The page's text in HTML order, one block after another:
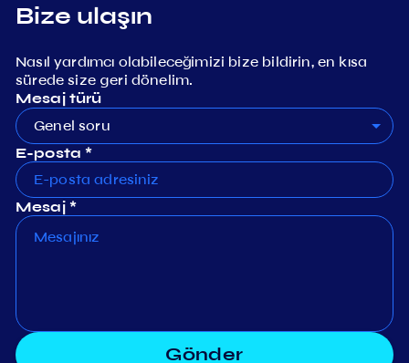
Bize ulaşın
Nasıl yardımcı olabileceğimizi bize bildirin, en kısa
sürede size geri dönelim.
Mesaj türü
Genel soru
E-posta *
Mesaj *
Gönder